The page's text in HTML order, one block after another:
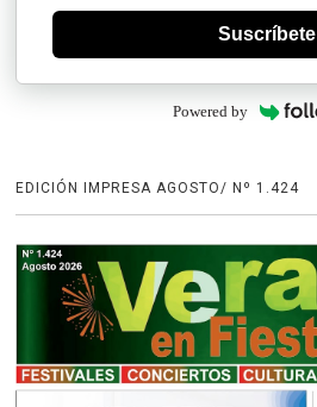
Suscríbete
Powered by
EDICIÓN IMPRESA AGOSTO/ Nº 1.424